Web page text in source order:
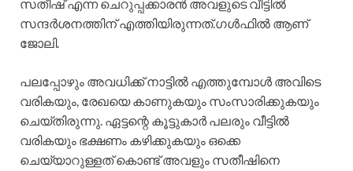
സതീഷ് എന്ന ചെറുപ്പക്കാരൻ അവളുടെ വീട്ടിൽ
സന്ദർശനത്തിന് എത്തിയിരുന്നത്.ഗൾഫിൽ ആണ്
ജോലി.
പലപ്പോഴും അവധിക്ക് നാട്ടിൽ എത്തുമ്പോൾ അവിടെ
വരികയും, രേഖയെ കാണുകയും സംസാരിക്കുകയും
ചെയ്തിരുന്നു. ഏട്ടന്റെ കൂട്ടുകാർ പലരും വീട്ടിൽ
വരികയും ഭക്ഷണം കഴിക്കുകയും ഒക്കെ
ചെയ്യാറുള്ളത് കൊണ്ട് അവളും സതീഷിനെ